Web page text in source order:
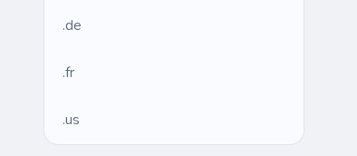
.de
.fr
.us